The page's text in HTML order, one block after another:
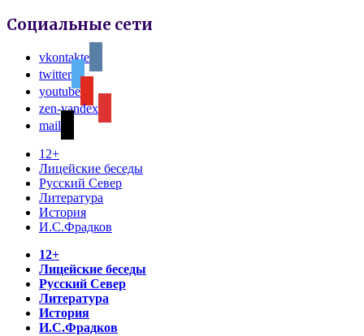
Социальные сети
vkontakte
twitter
youtube
zen-yandex
mail
12+
Лицейские беседы
Русский Север
Литература
История
И.С.Фрадков
12+
Лицейские беседы
Русский Север
Литература
История
И.С.Фрадков